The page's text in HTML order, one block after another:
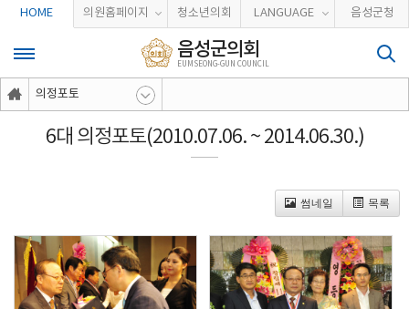
본문바로가기
음성군의회
EUMSEONG-GUN COUNCIL
HOME 의원홈페이지 청소년의회 LANGUAGE 음성군청
의정포토
6대 의정포토(2010.07.06. ~ 2014.06.30.)
썸네일 목록